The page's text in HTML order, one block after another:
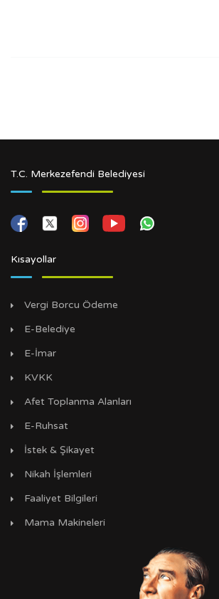
T.C. Merkezefendi Belediyesi
Kısayollar
Vergi Borcu Ödeme
E-Belediye
E-İmar
KVKK
Afet Toplanma Alanları
E-Ruhsat
İstek & Şikayet
Nikah İşlemleri
Faaliyet Bilgileri
Mama Makineleri